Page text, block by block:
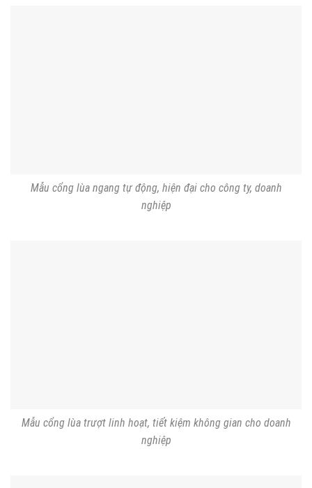
Mẫu cổng lùa ngang tự động, hiện đại cho công ty, doanh
nghiệp
Mẫu cổng lùa trượt linh hoạt, tiết kiệm không gian cho doanh
nghiệp